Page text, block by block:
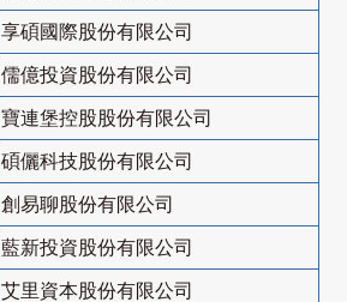
享碩國際股份有限公司
儒億投資股份有限公司
寶連堡控股股份有限公司
碩儷科技股份有限公司
創易聊股份有限公司
藍新投資股份有限公司
艾里資本股份有限公司